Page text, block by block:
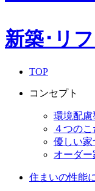
新築･リ
TOP
コンセプト
環境配慮
４つのこ
優しい家
オーダー
住まいの性能